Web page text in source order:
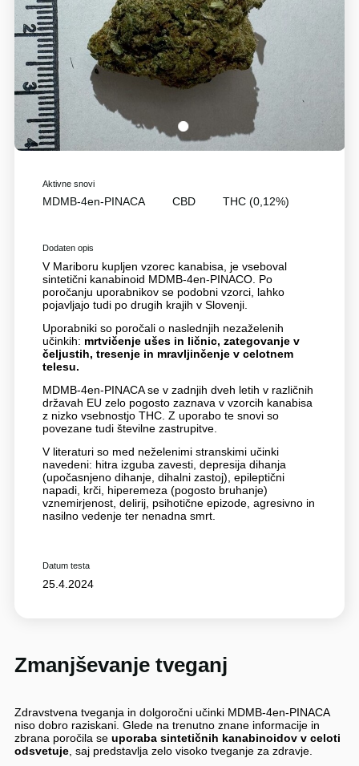
1
Aktivne snovi
MDMB-4en-PINACA CBD THC (0,12%)
Dodaten opis
V Mariboru kupljen vzorec kanabisa, je vseboval
sintetični kanabinoid MDMB-4en-PINACO. Po
poročanju uporabnikov se podobni vzorci, lahko
pojavljajo tudi po drugih krajih v Slovenji.
Uporabniki so poročali o naslednjih nezaželenih
učinkih: mrtvičenje ušes in ličnic, zategovanje v
čeljustih, tresenje in mravljinčenje v celotnem
telesu.
MDMB-4en-PINACA se v zadnjih dveh letih v različnih
državah EU zelo pogosto zaznava v vzorcih kanabisa
z nizko vsebnostjo THC. Z uporabo te snovi so
povezane tudi številne zastrupitve.
V literaturi so med neželenimi stranskimi učinki
navedeni: hitra izguba zavesti, depresija dihanja
(upočasnjeno dihanje, dihalni zastoj), epileptični
napadi, krči, hiperemeza (pogosto bruhanje)
vznemirjenost, delirij, psihotične epizode, agresivno in
nasilno vedenje ter nenadna smrt.
Datum testa
25.4.2024
Zmanjševanje tveganj
Zdravstvena tveganja in dolgoročni učinki MDMB-4en-PINACA
niso dobro raziskani. Glede na trenutno znane informacije in
zbrana poročila se uporaba sintetičnih kanabinoidov v celoti
odsvetuje, saj predstavlja zelo visoko tveganje za zdravje.